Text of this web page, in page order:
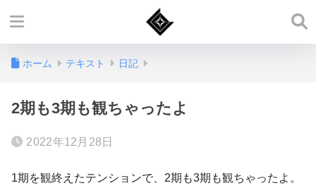
ホーム テキスト 日記
2期も3期も観ちゃったよ
2022年12月28日
1期を観終えたテンションで、2期も3期も観ちゃったよ。